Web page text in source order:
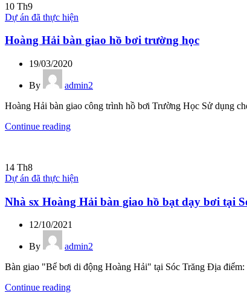
10 Th9
Dự án đã thực hiện
Hoàng Hải bàn giao hồ bơi trường học
19/03/2020
By
admin2
Hoàng Hải bàn giao công trình hồ bơi Trường Học Sử dụng
Continue reading
14 Th8
Dự án đã thực hiện
Nhà sx Hoàng Hải bàn giao hồ bạt dạy bơi tại
12/10/2021
By
admin2
Bàn giao "Bể bơi di động Hoàng Hải" tại Sóc Trăng Địa
Continue reading